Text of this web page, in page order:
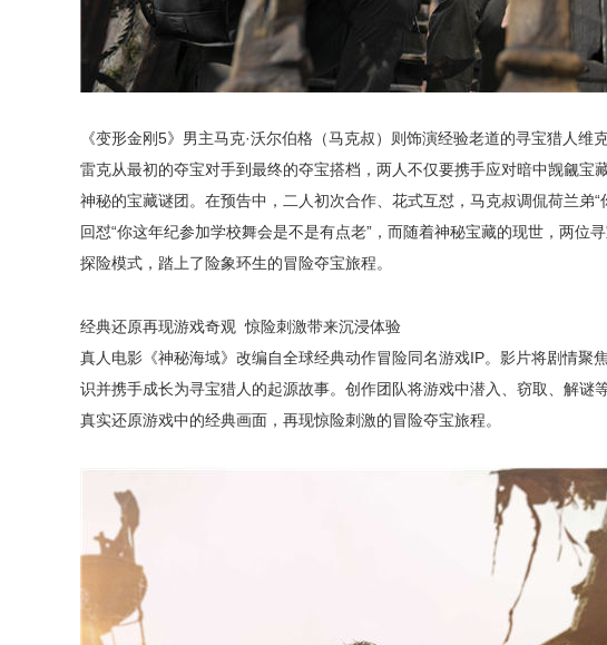
《变形金刚5》男主马克·沃尔伯格 （马克叔）则饰演经验老道的寻宝猎人维
雷克从最初的夺宝对手到最终的夺宝搭档，两人不仅要携手应对暗中觊觎宝
神秘的宝藏谜团。在预告中，二人初次合作、花式互怼，马克叔调侃荷兰弟
回怼“你这年纪参加学校舞会是不是有点老”，而随着神秘宝藏的现世，两位
探险模式，踏上了险象环生的冒险夺宝旅程。
经典还原再现游戏奇观 惊险刺激带来沉浸体验
真人电影《神秘海域》改编自全球经典动作冒险同名游戏IP。影片将剧情聚
识并携手成长为寻宝猎人的起源故事。创作团队将游戏中潜入、窃取、解谜
真实还原游戏中的经典画面，再现惊险刺激的冒险夺宝旅程。